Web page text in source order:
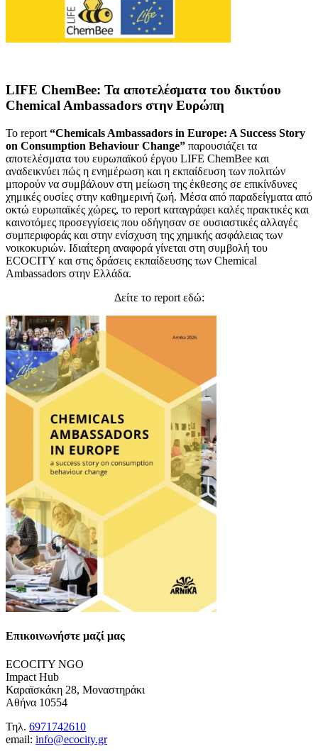
LIFE ChemBee: Τα αποτελέσματα του δικτύου
Chemical Ambassadors στην Ευρώπη
Το report “Chemicals Ambassadors in Europe: A Success Story
on Consumption Behaviour Change” παρουσιάζει τα
αποτελέσματα του ευρωπαϊκού έργου LIFE ChemBee και
αναδεικνύει πώς η ενημέρωση και η εκπαίδευση των πολιτών
μπορούν να συμβάλουν στη μείωση της έκθεσης σε επικίνδυνες
χημικές ουσίες στην καθημερινή ζωή. Μέσα από παραδείγματα από
οκτώ ευρωπαϊκές χώρες, το report καταγράφει καλές πρακτικές και
καινοτόμες προσεγγίσεις που οδήγησαν σε ουσιαστικές αλλαγές
συμπεριφοράς και στην ενίσχυση της χημικής ασφάλειας των
νοικοκυριών. Ιδιαίτερη αναφορά γίνεται στη συμβολή του
ECOCITY και στις δράσεις εκπαίδευσης των Chemical
Ambassadors στην Ελλάδα.
Δείτε το report εδώ:
Επικοινωνήστε μαζί μας
ECOCITY NGO
Impact Hub
Καραϊσκάκη 28, Μοναστηράκι
Αθήνα 10554
Τηλ. 6971742610
email: info@ecocity.gr